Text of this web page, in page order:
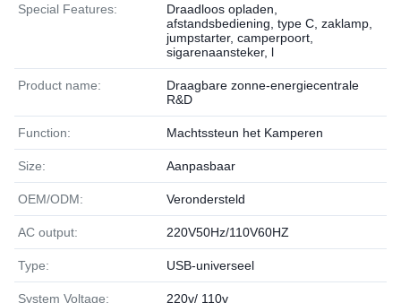
Special Features:
Draadloos opladen,
afstandsbediening, type C, zaklamp,
jumpstarter, camperpoort,
sigarenaansteker, l
Product name:
Draagbare zonne-energiecentrale
R&D
Function: Machtssteun het Kamperen
Size: Aanpasbaar
OEM/ODM: Verondersteld
AC output: 220V50Hz/110V60HZ
Type: USB-universeel
System Voltage: 220v/ 110v